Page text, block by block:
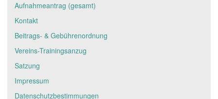
Aufnahmeantrag (gesamt)
Kontakt
Beitrags- & Gebührenordnung
Vereins-Trainingsanzug
Satzung
Impressum
Datenschutzbestimmungen